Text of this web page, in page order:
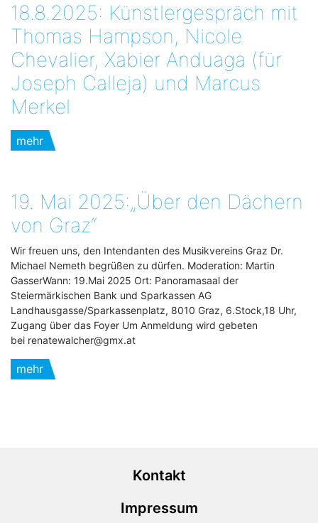
18.8.2025: Künstlergespräch mit
Thomas Hampson, Nicole
Chevalier, Xabier Anduaga (für
Joseph Calleja) und Marcus
Merkel
mehr
19. Mai 2025:„Über den Dächern
von Graz“
Wir freuen uns, den Intendanten des Musikvereins Graz Dr.
Michael Nemeth begrüßen zu dürfen. Moderation: Martin
GasserWann: 19.Mai 2025 Ort: Panoramasaal der
Steiermärkischen Bank und Sparkassen AG
Landhausgasse/Sparkassenplatz, 8010 Graz, 6.Stock,18 Uhr,
Zugang über das Foyer Um Anmeldung wird gebeten
bei renatewalcher@gmx.at
mehr
Kontakt
Impressum